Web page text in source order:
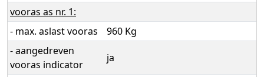
vooras as nr. 1:
- max. aslast vooras
960 Kg
- aangedreven
vooras indicator
ja